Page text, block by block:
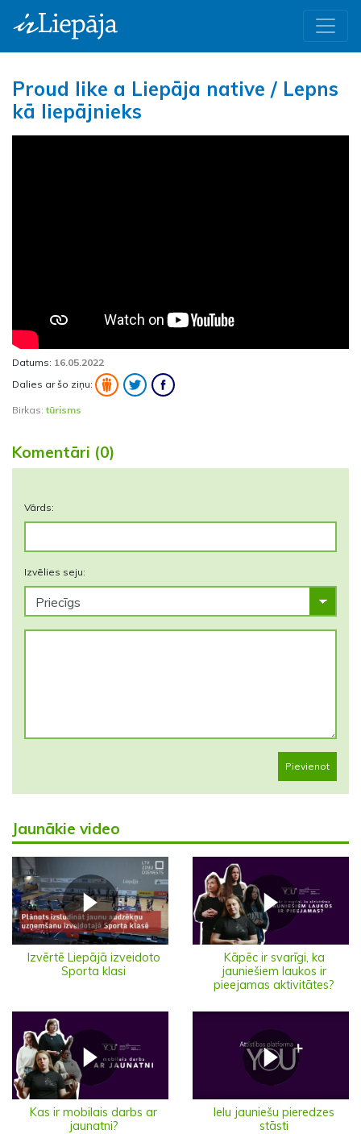
Proud like a Liepāja native / Lepns
kā liepājnieks
Datums: 16.05.2022
Dalies ar šo ziņu:
Birkas:tūrisms
Komentāri (0)
Vārds:
Izvēlies seju:
Pievienot
Jaunākie video
Izvērtē Liepājā izveidoto
Sporta klasi
Kāpēc ir svarīgi, ka
jauniešiem laukos ir
pieejamas aktivitātes?
Kas ir mobilais darbs ar
jaunatni?
Ielu jauniešu pieredzes
stāsti